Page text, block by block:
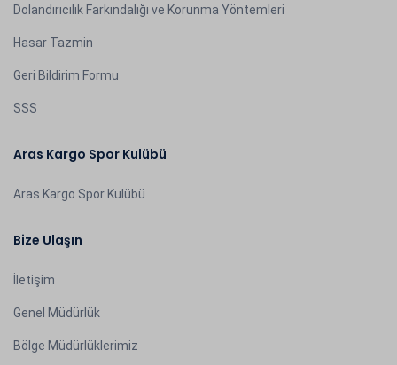
Dolandırıcılık Farkındalığı ve Korunma Yöntemleri
Hasar Tazmin
Geri Bildirim Formu
SSS
Aras Kargo Spor Kulübü
Aras Kargo Spor Kulübü
Bize Ulaşın
İletişim
Genel Müdürlük
Bölge Müdürlüklerimiz